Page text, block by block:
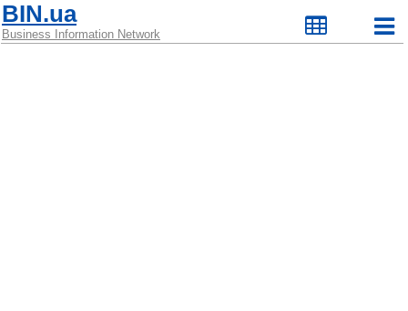
BIN.ua
Business Information Network